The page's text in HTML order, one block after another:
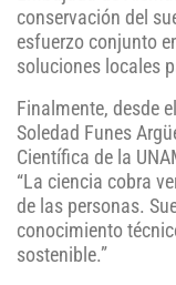
conservación del
esfuerzo conjunto
soluciones locales
Finalmente, desde
Soledad Funes
Científica de la
“La ciencia cobra
de las personas.
conocimiento
sostenible.”